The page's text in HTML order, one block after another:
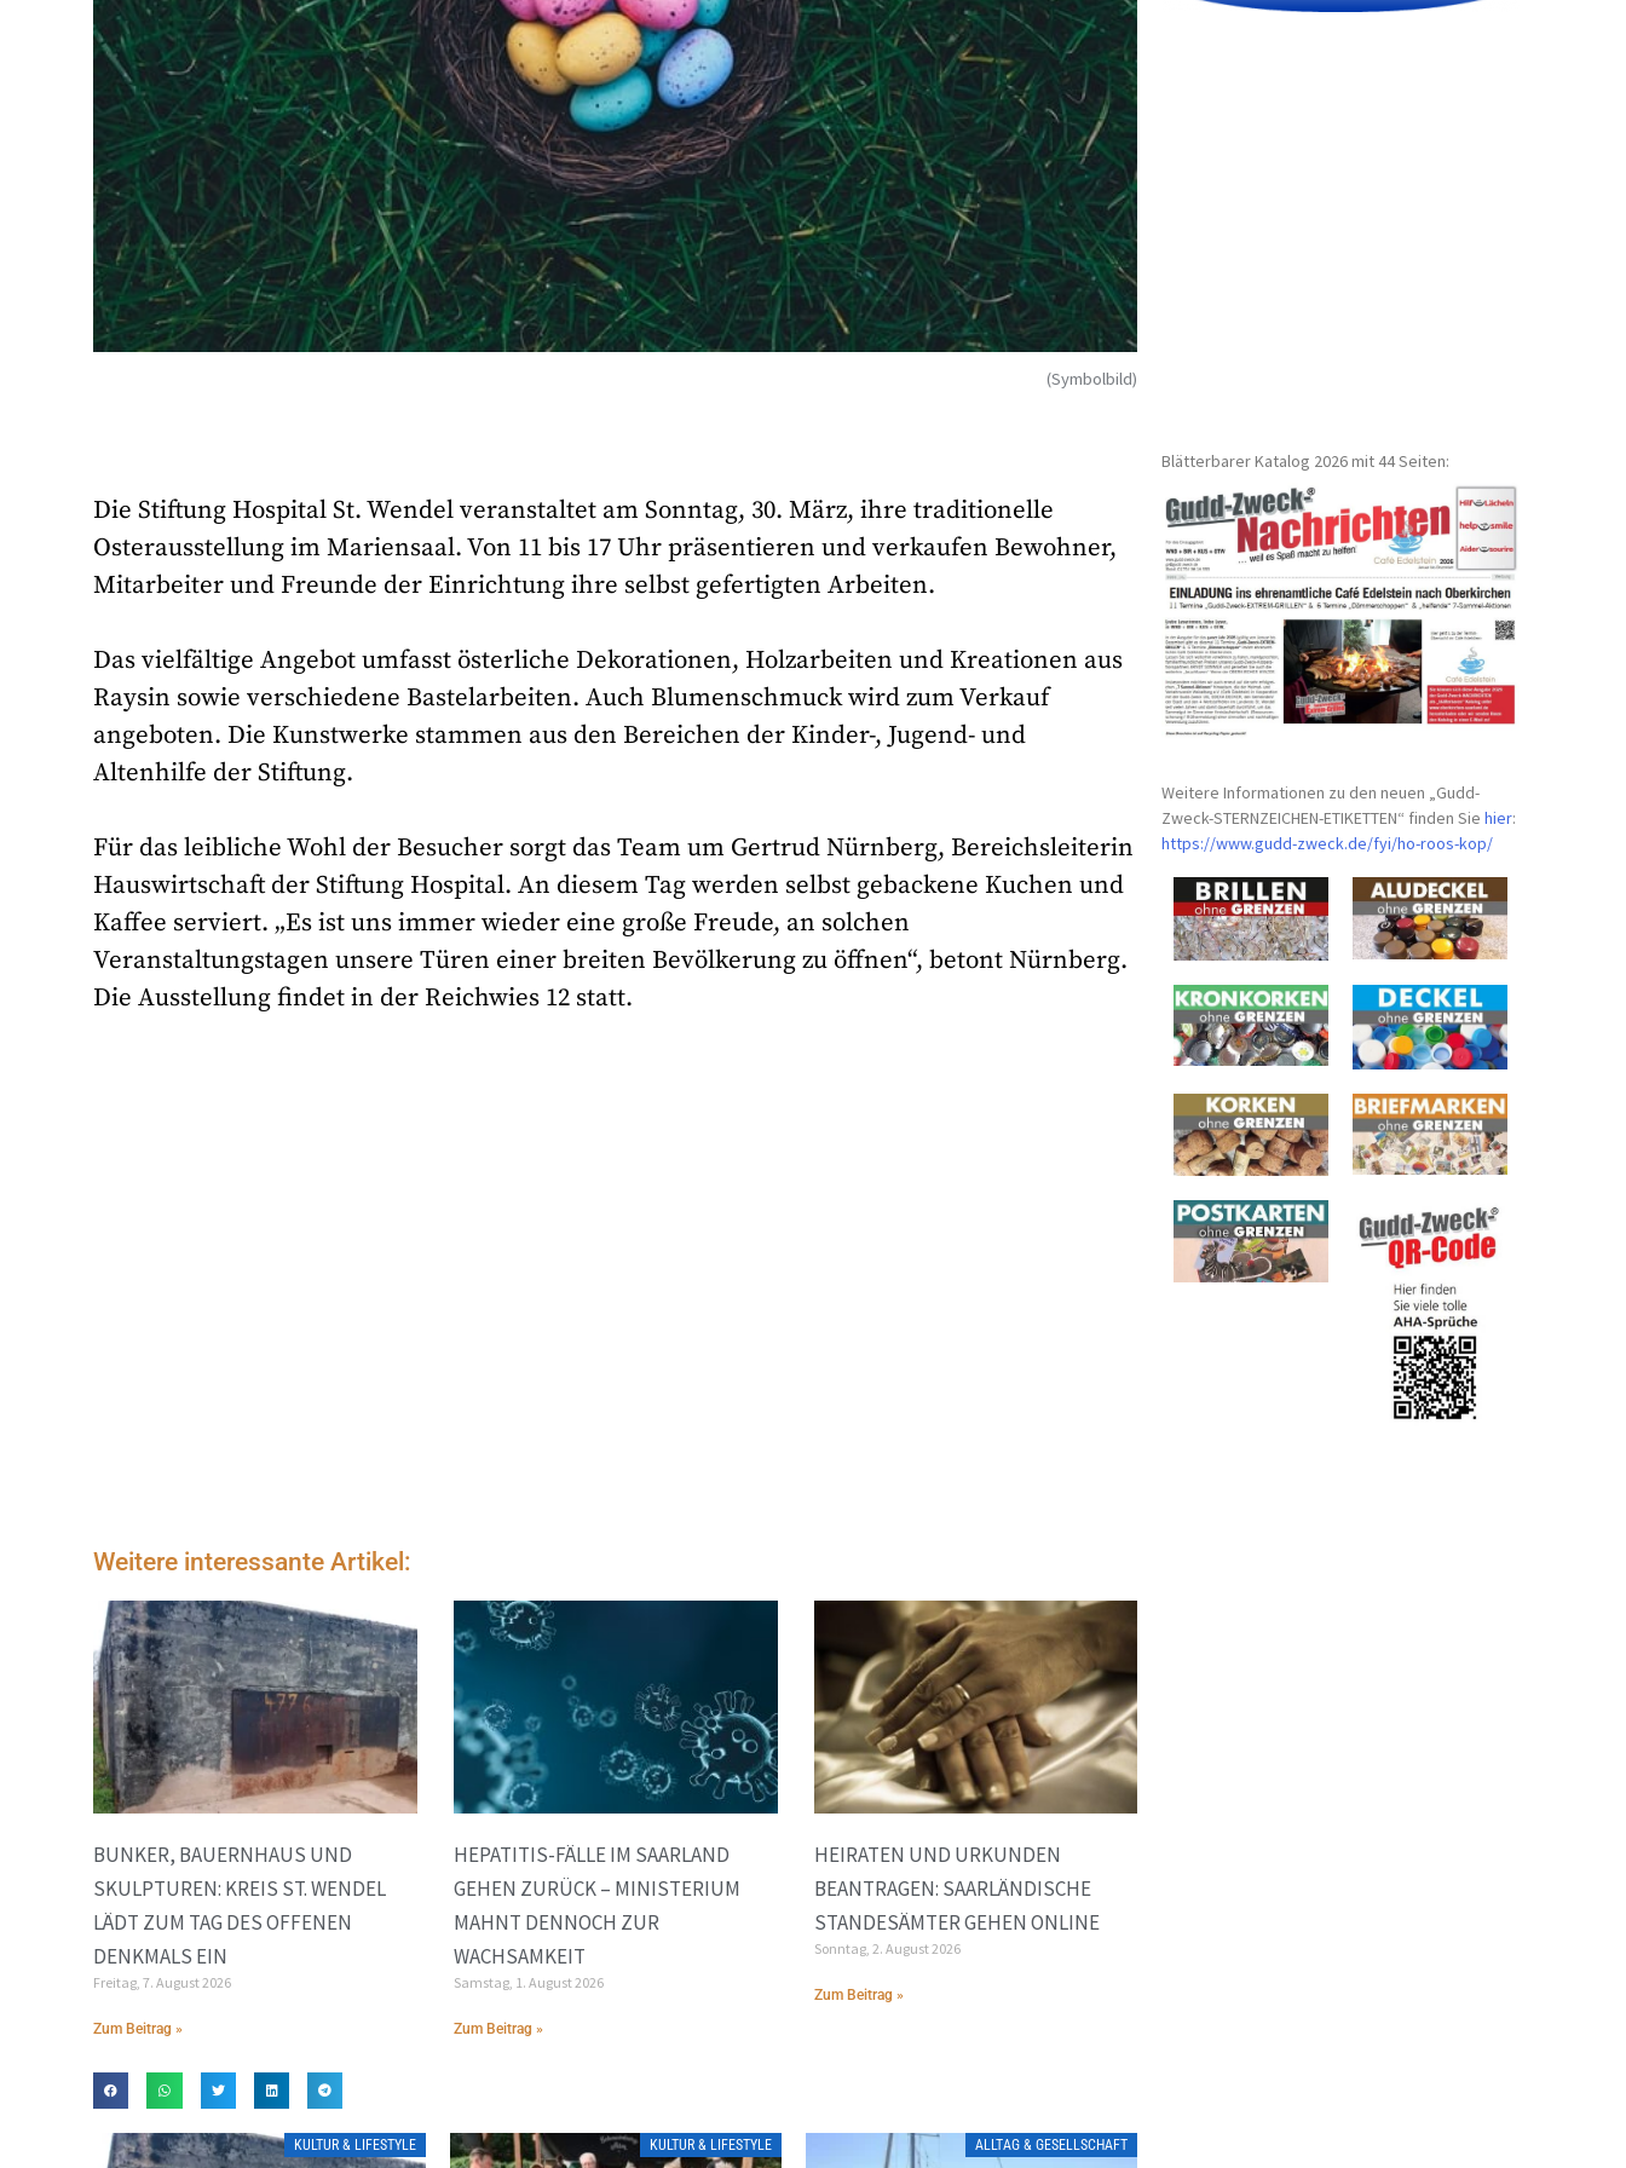
(Symbolbild)
Die Stiftung Hospital St. Wendel veranstaltet am Sonntag, 30. März, ihre traditionelle
Osterausstellung im Mariensaal. Von 11 bis 17 Uhr präsentieren und verkaufen Bewohner,
Mitarbeiter und Freunde der Einrichtung ihre selbst gefertigten Arbeiten.
Das vielfältige Angebot umfasst österliche Dekorationen, Holzarbeiten und Kreationen aus
Raysin sowie verschiedene Bastelarbeiten. Auch Blumenschmuck wird zum Verkauf
angeboten. Die Kunstwerke stammen aus den Bereichen der Kinder-, Jugend- und
Altenhilfe der Stiftung.
Für das leibliche Wohl der Besucher sorgt das Team um Gertrud Nürnberg, Bereichsleiterin
Hauswirtschaft der Stiftung Hospital. An diesem Tag werden selbst gebackene Kuchen und
Kaffee serviert. „Es ist uns immer wieder eine große Freude, an solchen
Veranstaltungstagen unsere Türen einer breiten Bevölkerung zu öffnen“, betont Nürnberg.
Die Ausstellung findet in der Reichwies 12 statt.
Weitere interessante Artikel:
BUNKER, BAUERNHAUS UND
SKULPTUREN: KREIS ST. WENDEL
LÄDT ZUM TAG DES OFFENEN
DENKMALS EIN
Freitag, 7. August 2026
Zum Beitrag »
HEPATITIS-FÄLLE IM SAARLAND
GEHEN ZURÜCK – MINISTERIUM
MAHNT DENNOCH ZUR
WACHSAMKEIT
Samstag, 1. August 2026
Zum Beitrag »
HEIRATEN UND URKUNDEN
BEANTRAGEN: SAARLÄNDISCHE
STANDESÄMTER GEHEN ONLINE
Sonntag, 2. August 2026
Zum Beitrag »
KULTUR & LIFESTYLE KULTUR & LIFESTYLE ALLTAG & GESELLSCHAFT
Blätterbarer Katalog 2026 mit 44 Seiten:
Weitere Informationen zu den neuen „Gudd-
Zweck-STERNZEICHEN-ETIKETTEN“ finden Siehier:
https://www.gudd-zweck.de/fyi/ho-roos-kop/